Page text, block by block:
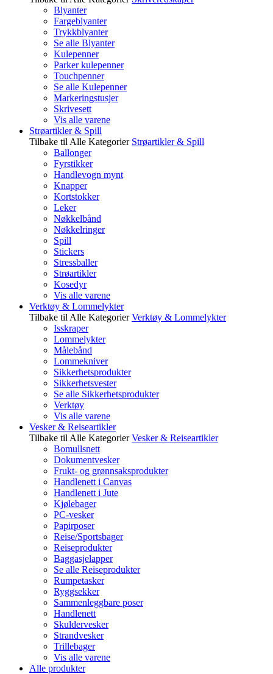
Blyanter
Fargeblyanter
Trykkblyanter
Se alle Blyanter
Kulepenner
Parker kulepenner
Touchpenner
Se alle Kulepenner
Markeringstusjer
Skrivesett
Vis alle varene
Strøartikler & Spill
Tilbake til Alle Kategorier Strøartikler & Spill
Ballonger
Fyrstikker
Handlevogn mynt
Knapper
Kortstokker
Leker
Nøkkelbånd
Nøkkelringer
Spill
Stickers
Stressballer
Strøartikler
Kosedyr
Vis alle varene
Verktøy & Lommelykter
Tilbake til Alle Kategorier Verktøy & Lommelykter
Isskraper
Lommelykter
Målebånd
Lommekniver
Sikkerhetsprodukter
Sikkerhetsvester
Se alle Sikkerhetsprodukter
Verktøy
Vis alle varene
Vesker & Reiseartikler
Tilbake til Alle Kategorier Vesker & Reiseartikler
Bomullsnett
Dokumentvesker
Frukt- og grønnsaksprodukter
Handlenett i Canvas
Handlenett i Jute
Kjølebager
PC-vesker
Papirposer
Reise/Sportsbager
Reiseprodukter
Baggasjelapper
Se alle Reiseprodukter
Rumpetasker
Ryggsekker
Sammenleggbare poser
Handlenett
Skuldervesker
Strandvesker
Trillebager
Vis alle varene
Alle produkter